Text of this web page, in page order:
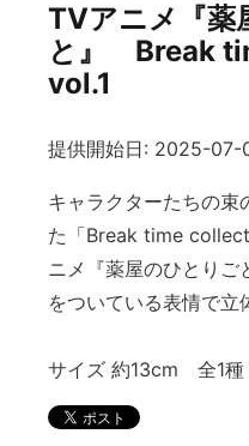
TVアニメ『薬
と』 Break
vol.1
提供開始日: 2025-
キャラクターたちの束
た「Break time
ニメ『薬屋のひとりご
をついている表情で立
サイズ 約13cm 全1種